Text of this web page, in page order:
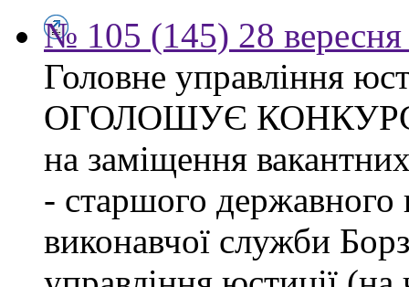
№ 105 (145) 28 вересня
Головне управління
ОГОЛОШУЄ
на заміщення
- старшого державного
виконавчої служби